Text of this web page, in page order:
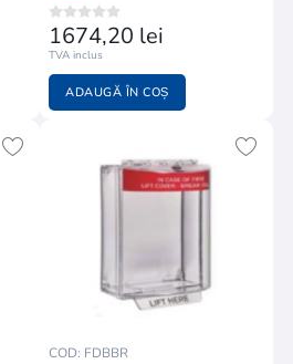
1674,20 lei
TVA inclus
ADAUGĂ ÎN COȘ
COD: FDBBR